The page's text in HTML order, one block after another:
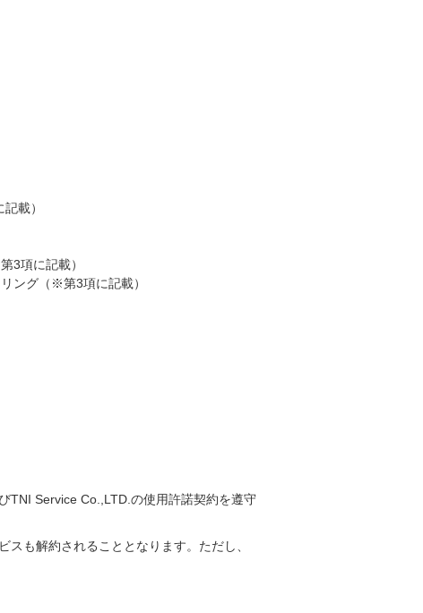
載）
3項に記載）
ング（※第3項に記載）
TNI Service Co.,LTD.の使用許諾契約を遵守
も解約されることとなります。ただし、